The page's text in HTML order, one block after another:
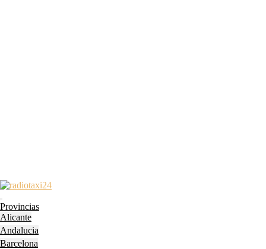
Skip
content
Open
Menu
Provincias
Alicante
Andalucia
Barcelona